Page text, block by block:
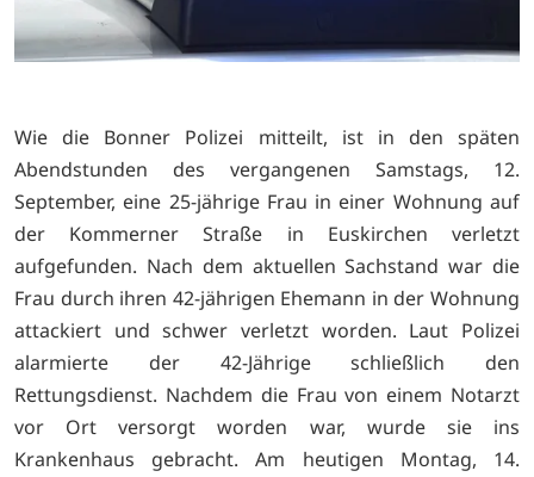
Wie die Bonner Polizei mitteilt, ist in den späten
Abendstunden des vergangenen Samstags, 12.
September, eine 25-jährige Frau in einer Wohnung auf
der Kommerner Straße in Euskirchen verletzt
aufgefunden. Nach dem aktuellen Sachstand war die
Frau durch ihren 42-jährigen Ehemann in der Wohnung
attackiert und schwer verletzt worden. Laut Polizei
alarmierte der 42-Jährige schließlich den
Rettungsdienst. Nachdem die Frau von einem Notarzt
vor Ort versorgt worden war, wurde sie ins
Krankenhaus gebracht. Am heutigen Montag, 14.